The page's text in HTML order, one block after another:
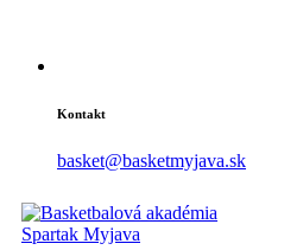
Kontakt
basket@basketmyjava.sk